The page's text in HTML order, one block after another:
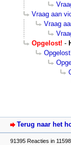
Vraag aan
Vraag
Opgelost! -
Terug naar het
91395 Reacties in